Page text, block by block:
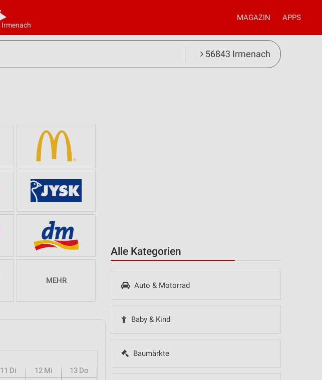
Irmenach
MAGAZIN APPS
56843 Irmenach
Alle Kategorien
Auto & Motorrad
Baby & Kind
Baumärkte
MEHR
11 Di 12 Mi 13 Do